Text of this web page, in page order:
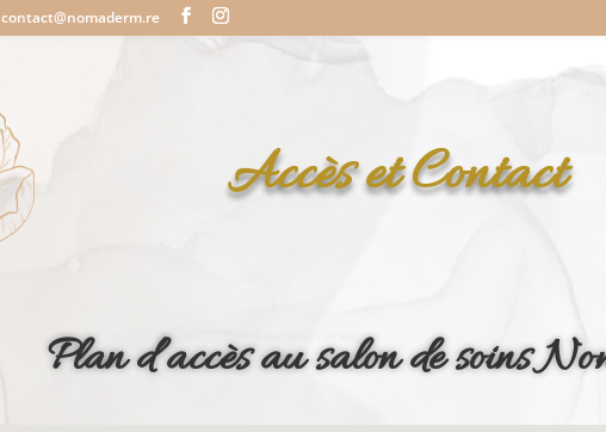
contact@nomaderm.re
Accès et Contact
Plan d’accès au salon de soins